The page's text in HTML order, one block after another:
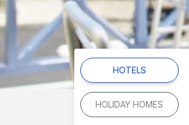
HOTELS
HOLIDAY HOMES